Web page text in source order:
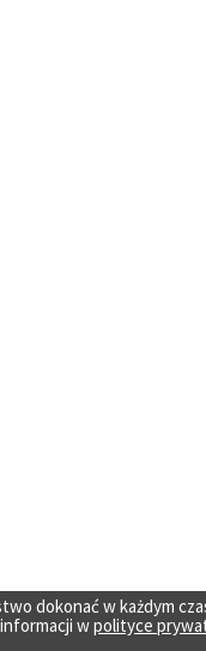
dokonać w każdym
wpolityce